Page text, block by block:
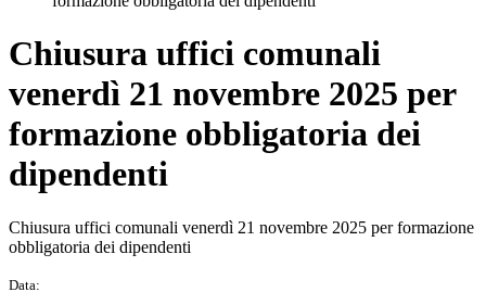
Chiusura uffici comunali
venerdì 21 novembre 2025 per
formazione obbligatoria dei
dipendenti
Chiusura uffici comunali venerdì 21 novembre 2025 per formazione
obbligatoria dei dipendenti
Data: